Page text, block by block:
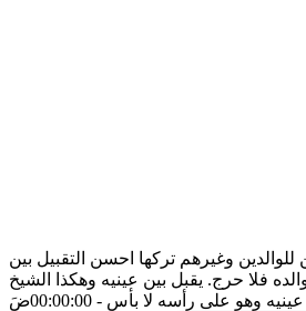
للوالدين وغيرهم تركها احسن التقبيل بين
فلا حرج. يقبل بين عينيه وهكذا الشيخ
عينيه وهو على رأسه لا بأس - 00:00:00 ضَ